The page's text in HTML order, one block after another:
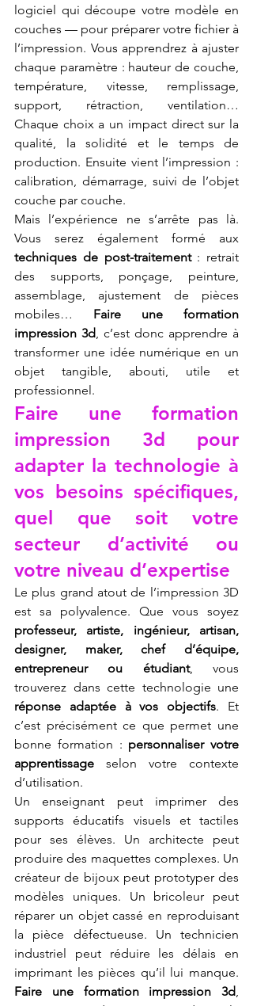
logiciel qui découpe votre modèle en
couches — pour préparer votre fichier à
l’impression. Vous apprendrez à ajuster
chaque paramètre : hauteur de couche,
température, vitesse, remplissage,
support, rétraction, ventilation…
Chaque choix a un impact direct sur la
qualité, la solidité et le temps de
production. Ensuite vient l’impression :
calibration, démarrage, suivi de l’objet
couche par couche.
Mais l’expérience ne s’arrête pas là.
techniques de post-traitement : retrait
des supports, ponçage, peinture,
assemblage, ajustement de pièces
mobiles… Faire une formation
impression 3d, c’est donc apprendre à
transformer une idée numérique en un
objet tangible, abouti, utile et
professionnel.
Faire une formation
impression 3d pour
adapter la technologie à
vos besoins spécifiques,
quel que soit votre
secteur d’activité ou
votre niveau d’expertise
Le plus grand atout de l’impression 3D
professeur, artiste, ingénieur, artisan,
designer, maker, chef d’équipe,
entrepreneur ou étudiant, vous
réponse adaptée à vos objectifs. Et
c’est précisément ce que permet une
bonne formation : personnaliser votre
apprentissage selon votre contexte
d’utilisation.
Un enseignant peut imprimer des
supports éducatifs visuels et tactiles
pour ses élèves. Un architecte peut
produire des maquettes complexes. Un
créateur de bijoux peut prototyper des
modèles uniques. Un bricoleur peut
réparer un objet cassé en reproduisant
la pièce défectueuse. Un technicien
industriel peut réduire les délais en
Faire une formation impression 3d,